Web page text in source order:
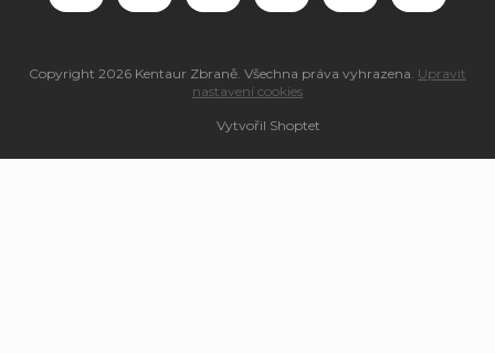
Vytvořil Shoptet
Copyright 2026 Kentaur Zbraně. Všechna práva vyhrazena. Upravit
nastavení cookies